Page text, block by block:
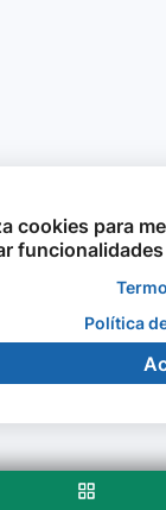
cookies para
Política